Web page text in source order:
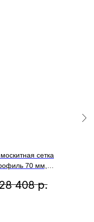
сетка
70 мм,
поворотно-
408 р.